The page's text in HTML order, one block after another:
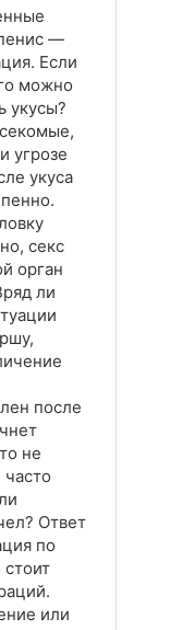
—
Если
можно
укусы?
угрозе
укуса
секс
орган
ли
после
не
часто
Ответ
по
или